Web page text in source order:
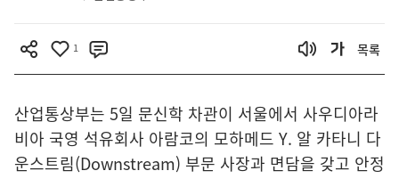
1 목록
산업통상부는 5일 문신학 차관이 서울에서 사우디아라
비아 국영 석유회사 아람코의 모하메드 Y. 알 카타니 다
운스트림(Downstream) 부문 사장과 면담을 갖고 안정